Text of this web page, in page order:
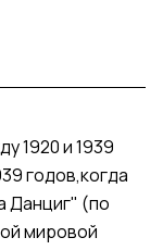
1920 и 1939
годов,когда
Данциг" (по
мировой